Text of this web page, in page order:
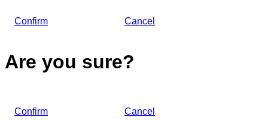
Confirm Cancel
Are you sure?
Confirm Cancel